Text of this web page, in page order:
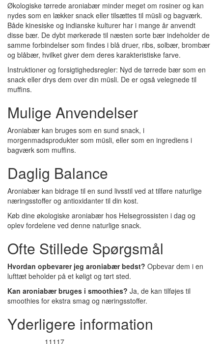
Økologiske tørrede aroniabær minder meget om rosiner og kan
nydes som en lækker snack eller tilsættes til müsli og bagværk.
Både kinesiske og indianske kulturer har i mange år anvendt
disse bær. De dybt mørkerøde til næsten sorte bær indeholder de
samme forbindelser som findes i blå druer, ribs, solbær, brombær
og blåbær, hvilket giver dem deres karakteristiske farve.
Instruktioner og forsigtighedsregler: Nyd de tørrede bær som en
snack eller drys dem over din müsli. De er også velegnede til
muffins.
Mulige Anvendelser
Aroniabær kan bruges som en sund snack, i
morgenmadsprodukter som müsli, eller som en ingrediens i
bagværk som muffins.
Daglig Balance
Aroniabær kan bidrage til en sund livsstil ved at tilføre naturlige
næringsstoffer og antioxidanter til din kost.
Køb dine økologiske aroniabær hos Helsegrossisten i dag og
oplev fordelene ved denne naturlige snack.
Ofte Stillede Spørgsmål
Hvordan opbevarer jeg aroniabær bedst? Opbevar dem i en
lufttæt beholder på et køligt og tørt sted.
Kan aroniabær bruges i smoothies? Ja, de kan tilføjes til
smoothies for ekstra smag og næringsstoffer.
Yderligere information
11117